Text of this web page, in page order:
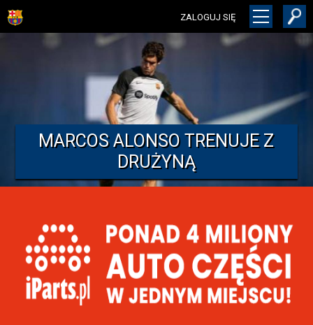
ZALOGUJ SIĘ
MARCOS ALONSO TRENUJE Z
DRUŻYNĄ